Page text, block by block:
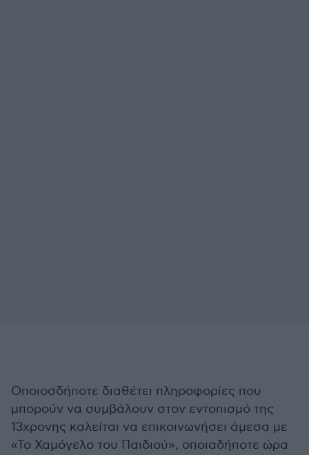
Οποιοσδήποτε διαθέτει πληροφορίες που
μπορούν να συμβάλουν στον εντοπισμό της
13χρονης καλείται να επικοινωνήσει άμεσα με
«Το Χαμόγελο του Παιδιού», οποιαδήποτε ώρα